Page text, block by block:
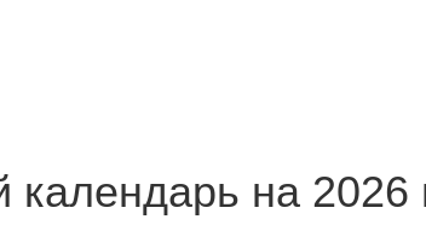
календарь на 2026